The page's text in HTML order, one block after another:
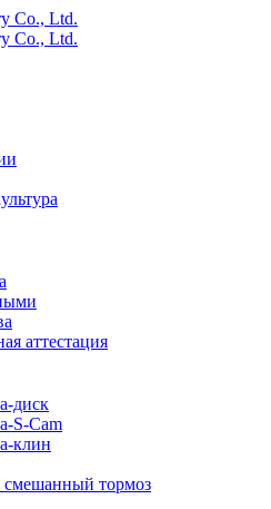
аттестация
диск
S-Cam
клин
смешанный тормоз